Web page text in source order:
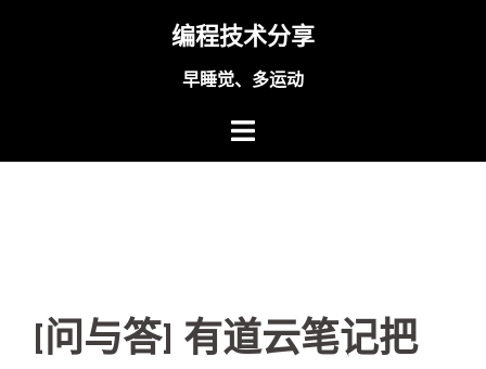
编程技术分享
早睡觉、多运动
[问与答] 有道云笔记把